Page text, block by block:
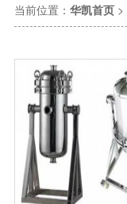
当前位置： 华凯首页>